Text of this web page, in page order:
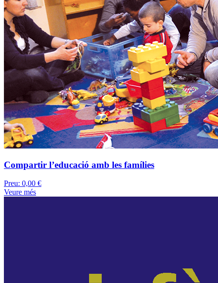
Compartir l’educació amb les famílies
Preu: 0,00 €
Veure més